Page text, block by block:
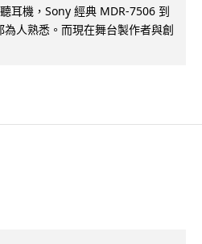
耳機，Sony 經典 MDR-7506 到
人熟悉。而現在舞台製作者與創